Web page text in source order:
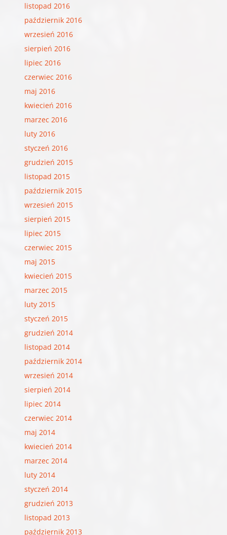
listopad 2016
październik 2016
wrzesień 2016
sierpień 2016
lipiec 2016
czerwiec 2016
maj 2016
kwiecień 2016
marzec 2016
luty 2016
styczeń 2016
grudzień 2015
listopad 2015
październik 2015
wrzesień 2015
sierpień 2015
lipiec 2015
czerwiec 2015
maj 2015
kwiecień 2015
marzec 2015
luty 2015
styczeń 2015
grudzień 2014
listopad 2014
październik 2014
wrzesień 2014
sierpień 2014
lipiec 2014
czerwiec 2014
maj 2014
kwiecień 2014
marzec 2014
luty 2014
styczeń 2014
grudzień 2013
listopad 2013
październik 2013